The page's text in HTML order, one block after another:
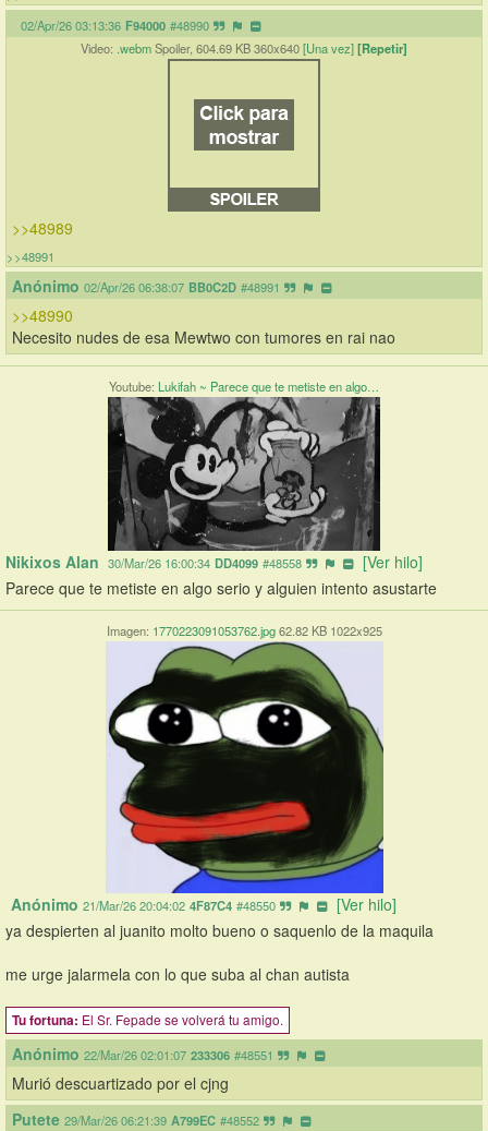
02/Apr/26 03:13:36 F94000 #48990
Video: .webmSpoiler, 604.69 KB 360x640[Una vez][Repetir]
>>48989
>>48991
Anónimo 02/Apr/26 06:38:07 BB0C2D #48991
>>48990
Necesito nudes de esa Mewtwo con tumores en rai nao
Youtube: Lukifah ~ Parece que te metiste en algo…
Nikixos Alan 30/Mar/26 16:00:34 DD4099 #48558
[Ver hilo]
Parece que te metiste en algo serio y alguien intento asustarte
Imagen: 1770223091053762.jpg 62.82 KB 1022x925
Anónimo 21/Mar/26 20:04:02 4F87C4 #48550
[Ver hilo]
ya despierten al juanito molto bueno o saquenlo de la maquila
me urge jalarmela con lo que suba al chan autista
Tu fortuna: El Sr. Fepade se volverá tu amigo.
Anónimo 22/Mar/26 02:01:07 233306 #48551
Murió descuartizado por el cjng
Putete 29/Mar/26 06:21:39 A799EC #48552